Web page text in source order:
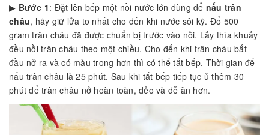
▶ Bước 1: Đặt lên bếp một nồi nước lớn dùng để nấu trân
châu, hãy giữ lửa to nhất cho đến khi nước sôi kỹ. Đổ 500
gram trân châu đã được chuẩn bị trước vào nồi. Lấy thìa khuấy
đều nồi trân châu theo một chiều. Cho đến khi trân châu bắt
đầu nở ra và có màu trong hơn thì có thể tắt bếp. Thời gian để
nấu trân châu là 25 phút. Sau khi tắt bếp tiếp tục ủ thêm 30
phút để trân châu nở hoàn toàn, dẻo và dễ ăn hơn.